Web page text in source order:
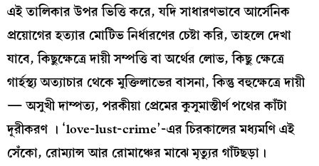
এই তালিকার উপর ভিত্তি করে, যদি সাধারণভাবে আর্সেনিক
প্রয়োগের হত্যার মোটিভ নির্ধারণের চেষ্টা করি, তাহলে দেখা
যাবে, কিছুক্ষেত্রে দায়ী সম্পত্তি বা অর্থের লোভ, কিছু ক্ষেত্রে
গার্হস্থ্য অত্যাচার থেকে মুক্তিলাভের বাসনা, কিন্তু বহুক্ষেত্রে দায়ী
— অসুখী দাম্পত্য, পরকীয়া প্রেমের কুসুমাস্তীর্ণ পথের কাঁটা
দূরীকরণ । ‘love-lust-crime’-এর চিরকালের মধ্যমণি এই
সেঁকো, রোম্যান্স আর রোমাঞ্চের মাঝে মৃত্যুর গাঁটছড়া।